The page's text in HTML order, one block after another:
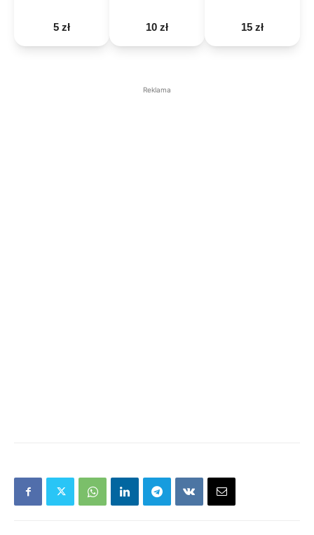
5 zł 10 zł 15 zł
Reklama